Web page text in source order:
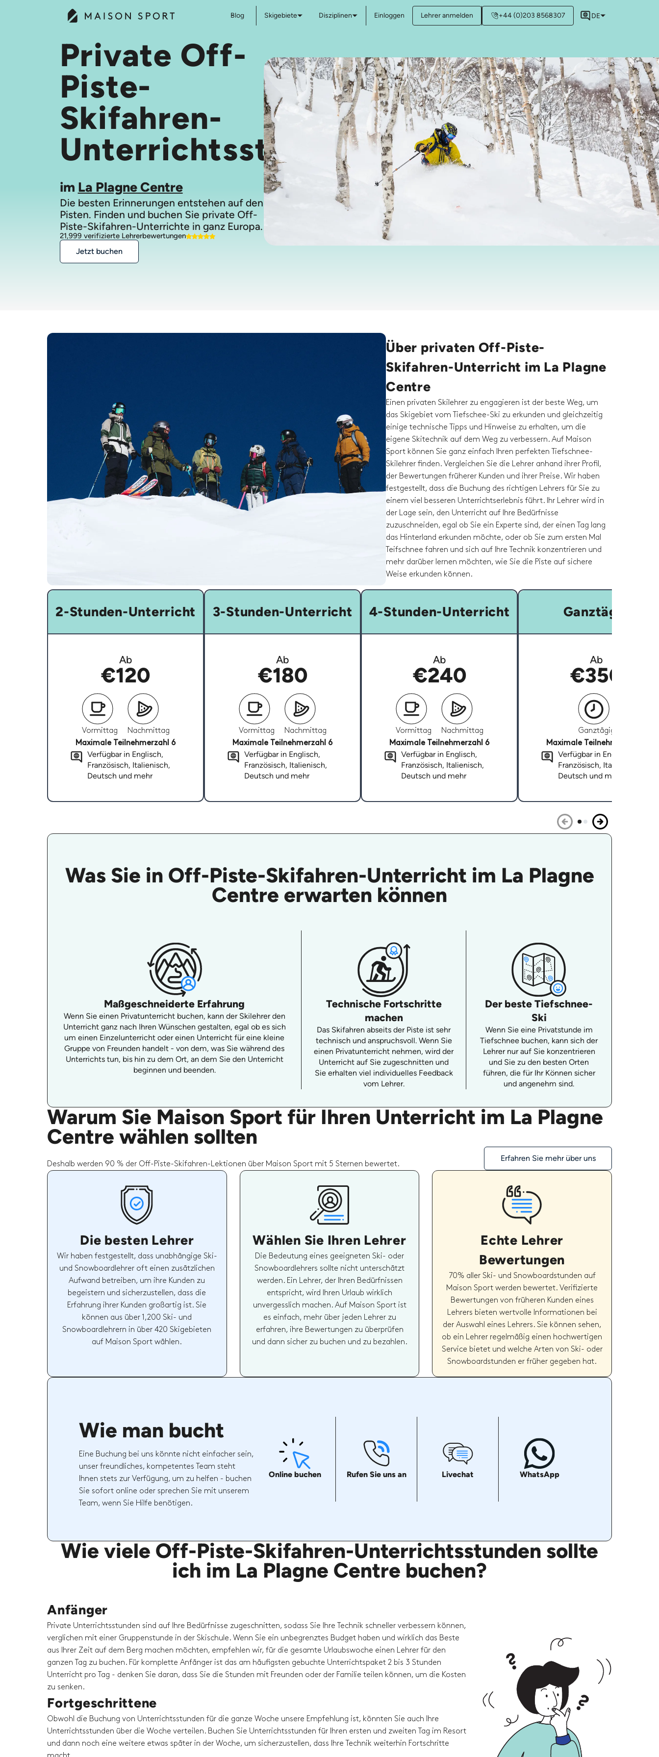
Blog Skigebiete Disziplinen Einloggen Lehrer anmelden +44 (0)203 8568307 DE
Private Off-
Piste-
Skifahren-
Unterrichtsstunden
im La Plagne Centre
Die besten Erinnerungen entstehen auf den
Pisten. Finden und buchen Sie private Off-
Piste-Skifahren-Unterrichte in ganz Europa.
21,999 verifizierte Lehrerbewertungen
Jetzt buchen
Über privaten Off-Piste-
Skifahren-Unterricht im La Plagne
Centre
Einen privaten Skilehrer zu engagieren ist der beste Weg, um
das Skigebiet vom Tiefschee-Ski zu erkunden und gleichzeitig
einige technische Tipps und Hinweise zu erhalten, um die
eigene Skitechnik auf dem Weg zu verbessern. Auf Maison
Sport können Sie ganz einfach Ihren perfekten Tiefschnee-
Skilehrer finden. Vergleichen Sie die Lehrer anhand ihrer Profil,
der Bewertungen früherer Kunden und ihrer Preise. Wir haben
festgestellt, dass die Buchung des richtigen Lehrers für Sie zu
einem viel besseren Unterrichtserlebnis führt. Ihr Lehrer wird in
der Lage sein, den Unterricht auf Ihre Bedürfnisse
zuzuschneiden, egal ob Sie ein Experte sind, der einen Tag lang
das Hinterland erkunden möchte, oder ob Sie zum ersten Mal
Teifschnee fahren und sich auf Ihre Technik konzentrieren und
mehr darüber lernen möchten, wie Sie die Piste auf sichere
Weise erkunden können.
2-Stunden-Unterricht
Ab
€120
Vormittag
Nachmittag
Maximale Teilnehmerzahl 6
Verfügbar in Englisch,
Französisch, Italienisch,
Deutsch und mehr
3-Stunden-Unterricht
Ab
€180
Vormittag
Nachmittag
Maximale Teilnehmerzahl 6
Verfügbar in Englisch,
Französisch, Italienisch,
Deutsch und mehr
4-Stunden-Unterricht
Ab
€240
Vormittag
Nachmittag
Maximale Teilnehmerzahl 6
Verfügbar in Englisch,
Französisch, Italienisch,
Deutsch und mehr
Ganztägig
Ab
€350
Ganztägig
Maximale Teilnehmerzahl 6
Verfügbar in Englisch,
Französisch, Italienisch,
Deutsch und mehr
Was Sie in Off-Piste-Skifahren-Unterricht im La Plagne
Centre erwarten können
Maßgeschneiderte Erfahrung
Wenn Sie einen Privatunterricht buchen, kann der Skilehrer den
Unterricht ganz nach Ihren Wünschen gestalten, egal ob es sich
um einen Einzelunterricht oder einen Unterricht für eine kleine
Gruppe von Freunden handelt - von dem, was Sie während des
Unterrichts tun, bis hin zu dem Ort, an dem Sie den Unterricht
beginnen und beenden.
Technische Fortschritte
machen
Das Skifahren abseits der Piste ist sehr
technisch und anspruchsvoll. Wenn Sie
einen Privatunterricht nehmen, wird der
Unterricht auf Sie zugeschnitten und
Sie erhalten viel individuelles Feedback
vom Lehrer.
Der beste Tiefschnee-
Ski
Wenn Sie eine Privatstunde im
Tiefschnee buchen, kann sich der
Lehrer nur auf Sie konzentrieren
und Sie zu den besten Orten
führen, die für Ihr Können sicher
und angenehm sind.
Warum Sie Maison Sport für Ihren Unterricht im La Plagne
Centre wählen sollten
Deshalb werden 90 % der Off-Piste-Skifahren-Lektionen über Maison Sport mit 5 Sternen bewertet.
Erfahren Sie mehr über uns
Die besten Lehrer
Wir haben festgestellt, dass unabhängige Ski-
und Snowboardlehrer oft einen zusätzlichen
Aufwand betreiben, um ihre Kunden zu
begeistern und sicherzustellen, dass die
Erfahrung ihrer Kunden großartig ist. Sie
können aus über 1,200 Ski- und
Snowboardlehrern in über 420 Skigebieten
auf Maison Sport wählen.
Wählen Sie Ihren Lehrer
Die Bedeutung eines geeigneten Ski- oder
Snowboardlehrers sollte nicht unterschätzt
werden. Ein Lehrer, der Ihren Bedürfnissen
entspricht, wird Ihren Urlaub wirklich
unvergesslich machen. Auf Maison Sport ist
es einfach, mehr über jeden Lehrer zu
erfahren, ihre Bewertungen zu überprüfen
und dann sicher zu buchen und zu bezahlen.
Echte Lehrer
Bewertungen
70% aller Ski- und Snowboardstunden auf
Maison Sport werden bewertet. Verifizierte
Bewertungen von früheren Kunden eines
Lehrers bieten wertvolle Informationen bei
der Auswahl eines Lehrers. Sie können sehen,
ob ein Lehrer regelmäßig einen hochwertigen
Service bietet und welche Arten von Ski- oder
Snowboardstunden er früher gegeben hat.
Wie man bucht
Eine Buchung bei uns könnte nicht einfacher sein,
unser freundliches, kompetentes Team steht
Ihnen stets zur Verfügung, um zu helfen - buchen
Sie sofort online oder sprechen Sie mit unserem
Team, wenn Sie Hilfe benötigen.
Online buchen Rufen Sie uns an Livechat WhatsApp
Wie viele Off-Piste-Skifahren-Unterrichtsstunden sollte
ich im La Plagne Centre buchen?
Anfänger
Private Unterrichtsstunden sind auf Ihre Bedürfnisse zugeschnitten, sodass Sie Ihre Technik schneller verbessern können,
verglichen mit einer Gruppenstunde in der Skischule. Wenn Sie ein unbegrenztes Budget haben und wirklich das Beste
aus Ihrer Zeit auf dem Berg machen möchten, empfehlen wir, für die gesamte Urlaubswoche einen Lehrer für den
ganzen Tag zu buchen. Für komplette Anfänger ist das am häufigsten gebuchte Unterrichtspaket 2 bis 3 Stunden
Unterricht pro Tag - denken Sie daran, dass Sie die Stunden mit Freunden oder der Familie teilen können, um die Kosten
zu senken.
Fortgeschrittene
Obwohl die Buchung von Unterrichtsstunden für die ganze Woche unsere Empfehlung ist, könnten Sie auch Ihre
Unterrichtsstunden über die Woche verteilen. Buchen Sie Unterrichtsstunden für Ihren ersten und zweiten Tag im Resort
und dann noch eine weitere etwas später in der Woche, um sicherzustellen, dass Ihre Technik weiterhin Fortschritte